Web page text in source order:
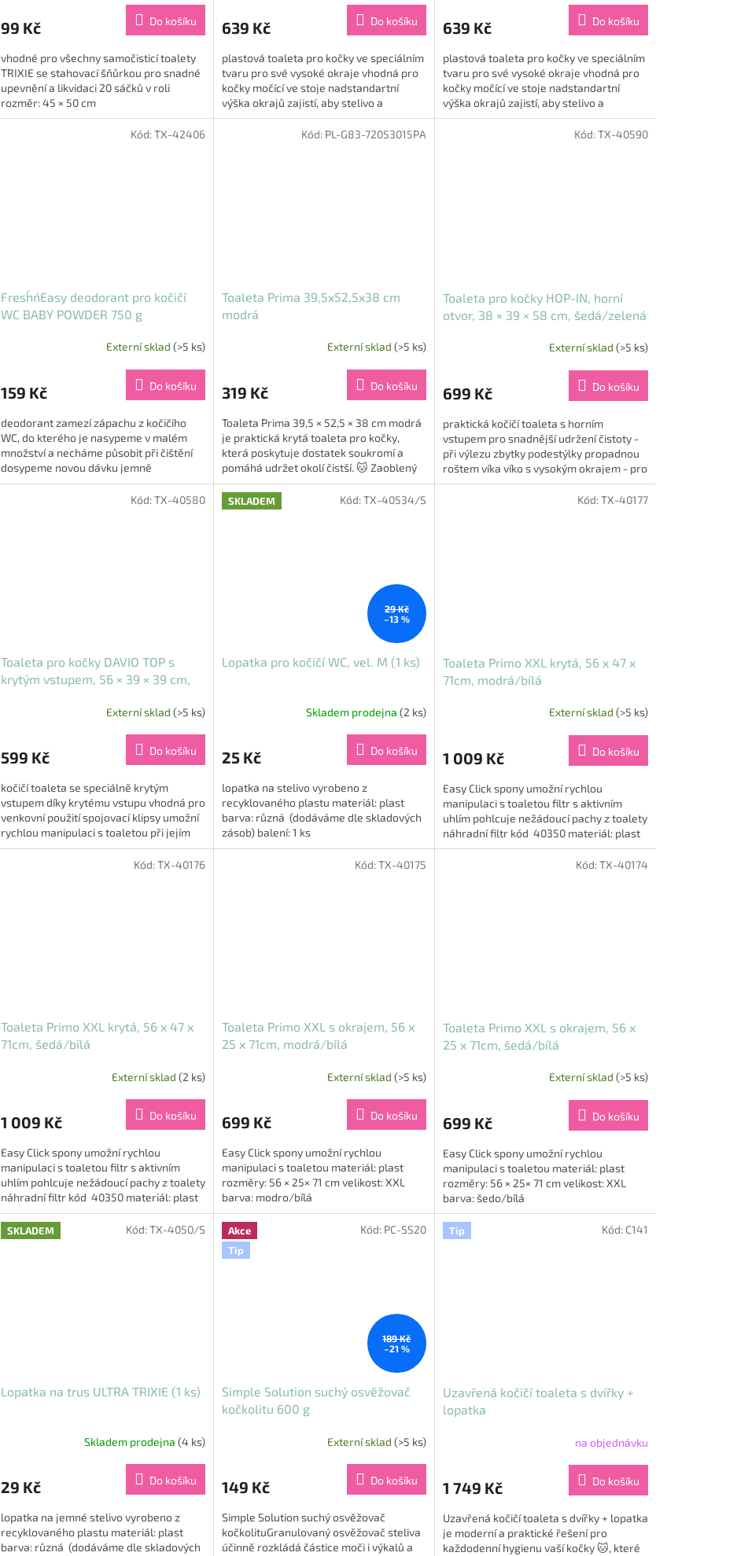
99 Kč Do košíku
vhodné pro všechny samočisticí toalety
TRIXIE se stahovací šňůrkou pro snadné
upevnění a likvidaci 20 sáčků v roli
rozměr: 45 × 50 cm
639 Kč Do košíku
plastová toaleta pro kočky ve speciálním
tvaru pro své vysoké okraje vhodná pro
kočky močící ve stoje nadstandartní
výška okrajů zajistí, aby stelivo a
exkrementy zůstaly...
639 Kč Do košíku
plastová toaleta pro kočky ve speciálním
tvaru pro své vysoké okraje vhodná pro
kočky močící ve stoje nadstandartní
výška okrajů zajistí, aby stelivo a
exkrementy zůstaly...
Fresh´n´Easy deodorant pro kočičí
WC BABY POWDER 750 g
Externí sklad (>5 ks)
159 Kč Do košíku
deodorant zamezí zápachu z kočičího
WC, do kterého je nasypeme v malém
množství a necháme působit při čištění
dosypeme novou dávku jemně
parfémovaný svěží vůní hmotnost:...
Kód:TX-42406
Toaleta Prima 39,5x52,5x38 cm
modrá
Externí sklad (>5 ks)
319 Kč Do košíku
Toaleta Prima 39,5 × 52,5 × 38 cm modrá
je praktická krytá toaleta pro kočky,
která poskytuje dostatek soukromí a
pomáhá udržet okolí čistší. 🐱 Zaoblený
tvar usnadňuje údržbu a...
Kód: PL-G83-72053015PA
Toaleta pro kočky HOP-IN, horní
otvor, 38 × 39 × 58 cm, šedá/zelená
Externí sklad (>5 ks)
699 Kč Do košíku
praktická kočičí toaleta s horním
vstupem pro snadnější udržení čistoty -
při výlezu zbytky podestýlky propadnou
roštem víka víko s vysokým okrajem - pro
kočky močící ve...
Kód:TX-40590
Toaleta pro kočky DAVIO TOP s
krytým vstupem, 56 × 39 × 39 cm,
Externí sklad (>5 ks)
599 Kč Do košíku
kočičí toaleta se speciálně krytým
vstupem díky krytému vstupu vhodná pro
venkovní použití spojovací klipsy umožní
rychlou manipulaci s toaletou při jejím
čištění...
Kód:TX-40580 SKLADEM
29 Kč
–13 %
Lopatka pro kočičí WC, vel. M (1 ks)
Skladem prodejna (2 ks)
25 Kč Do košíku
lopatka na stelivo vyrobeno z
recyklovaného plastu materiál: plast
barva: různá (dodáváme dle skladových
zásob) balení: 1 ks
Kód:TX-40534/S
Toaleta Primo XXL krytá, 56 x 47 x
71cm, modrá/bílá
Externí sklad (>5 ks)
1 009 Kč Do košíku
Easy Click spony umožní rychlou
manipulaci s toaletou filtr s aktivním
uhlím pohlcuje nežádoucí pachy z toalety
náhradní filtr kód 40350 materiál: plast
rozměry: 56 ×...
Kód:TX-40177
Toaleta Primo XXL krytá, 56 x 47 x
71cm, šedá/bílá
Externí sklad (2 ks)
1 009 Kč Do košíku
Easy Click spony umožní rychlou
manipulaci s toaletou filtr s aktivním
uhlím pohlcuje nežádoucí pachy z toalety
náhradní filtr kód 40350 materiál: plast
rozměry: 56 ×...
Kód:TX-40176
Toaleta Primo XXL s okrajem, 56 x
25 x 71cm, modrá/bílá
je
z
5
hvězdiček.
Externí sklad (>5 ks)
699 Kč Do košíku
Easy Click spony umožní rychlou
manipulaci s toaletou materiál: plast
rozměry: 56 × 25× 71 cm velikost: XXL
barva: modro/bílá
Kód:TX-40175
Toaleta Primo XXL s okrajem, 56 x
25 x 71cm, šedá/bílá
Externí sklad (>5 ks)
699 Kč Do košíku
Easy Click spony umožní rychlou
manipulaci s toaletou materiál: plast
rozměry: 56 × 25× 71 cm velikost: XXL
barva: šedo/bílá
Kód:TX-40174
SKLADEM
Lopatka na trus ULTRA TRIXIE (1 ks)
Skladem prodejna (4 ks)
29 Kč Do košíku
lopatka na jemné stelivo vyrobeno z
recyklovaného plastu materiál: plast
barva: různá (dodáváme dle skladových
Kód:TX-4050/S
Akce
Tip
189 Kč
–21 %
Simple Solution suchý osvěžovač
kočkolitu 600 g
je
z
5
hvězdiček.
Externí sklad (>5 ks)
149 Kč Do košíku
Simple Solution suchý osvěžovač
kočkolituGranulovaný osvěžovač steliva
účinně rozkládá částice moči i výkalů a
Kód: PC-SS20 Tip
Uzavřená kočičí toaleta s dvířky +
lopatka
je
z
5
hvězdiček.
na objednávku
1 749 Kč Do košíku
Uzavřená kočičí toaleta s dvířky + lopatka
je moderní a praktické řešení pro
každodenní hygienu vaší kočky 🐱, které
Kód: C141